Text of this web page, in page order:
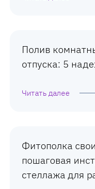
Полив
отпуска: 5
Читать далее
Фитополка
пошаговая
стеллажа для